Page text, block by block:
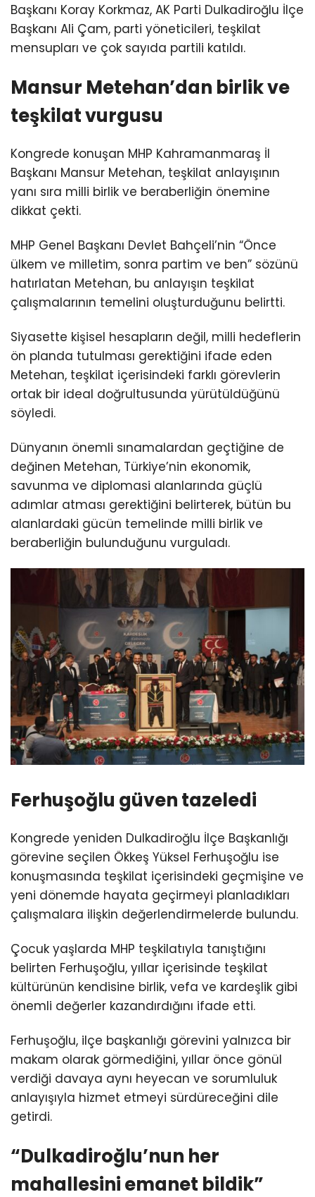
Başkanı Koray Korkmaz, AK Parti Dulkadiroğlu İlçe
Başkanı Ali Çam, parti yöneticileri, teşkilat
mensupları ve çok sayıda partili katıldı.
Mansur Metehan’dan birlik ve
teşkilat vurgusu
Kongrede konuşan MHP Kahramanmaraş İl
Başkanı Mansur Metehan, teşkilat anlayışının
yanı sıra milli birlik ve beraberliğin önemine
dikkat çekti.
MHP Genel Başkanı Devlet Bahçeli’nin “Önce
ülkem ve milletim, sonra partim ve ben” sözünü
hatırlatan Metehan, bu anlayışın teşkilat
çalışmalarının temelini oluşturduğunu belirtti.
Siyasette kişisel hesapların değil, milli hedeflerin
ön planda tutulması gerektiğini ifade eden
Metehan, teşkilat içerisindeki farklı görevlerin
ortak bir ideal doğrultusunda yürütüldüğünü
söyledi.
Dünyanın önemli sınamalardan geçtiğine de
değinen Metehan, Türkiye’nin ekonomik,
savunma ve diplomasi alanlarında güçlü
adımlar atması gerektiğini belirterek, bütün bu
alanlardaki gücün temelinde milli birlik ve
beraberliğin bulunduğunu vurguladı.
Ferhuşoğlu güven tazeledi
Kongrede yeniden Dulkadiroğlu İlçe Başkanlığı
görevine seçilen Ökkeş Yüksel Ferhuşoğlu ise
konuşmasında teşkilat içerisindeki geçmişine ve
yeni dönemde hayata geçirmeyi planladıkları
çalışmalara ilişkin değerlendirmelerde bulundu.
Çocuk yaşlarda MHP teşkilatıyla tanıştığını
belirten Ferhuşoğlu, yıllar içerisinde teşkilat
kültürünün kendisine birlik, vefa ve kardeşlik gibi
önemli değerler kazandırdığını ifade etti.
Ferhuşoğlu, ilçe başkanlığı görevini yalnızca bir
makam olarak görmediğini, yıllar önce gönül
verdiği davaya aynı heyecan ve sorumluluk
anlayışıyla hizmet etmeyi sürdüreceğini dile
getirdi.
“Dulkadiroğlu’nun her
mahallesini emanet bildik”